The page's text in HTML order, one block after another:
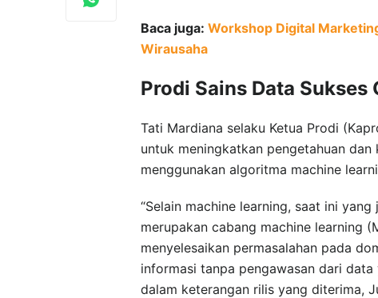
Baca juga: Workshop Digital
Wirausaha
Prodi Sains Data Sukses
Tati Mardiana selaku Ketua Prodi
untuk meningkatkan pengetahuan
menggunakan algoritma machine
“Selain machine learning, saat ini
merupakan cabang machine learning
menyelesaikan permasalahan pada
informasi tanpa pengawasan dari
dalam keterangan rilis yang diterima,